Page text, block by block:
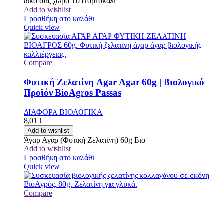
Add to wishlist
Προσθήκη στο καλάθι
Quick view
Compare
Φυτική Ζελατίνη Agar Agar 60g | Βιολογικό
Προϊόν BioAgros Passas
ΔΙΑΦΟΡΑ ΒΙΟΛΟΓΙΚΑ
8,01 €
Add to wishlist
Άγαρ Αγαρ (Φυτική Ζελατίνη) 60g Βιο
Add to wishlist
Προσθήκη στο καλάθι
Quick view
Compare